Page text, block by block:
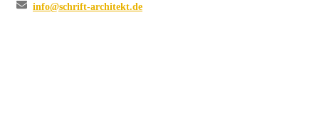
info@schrift-architekt.de